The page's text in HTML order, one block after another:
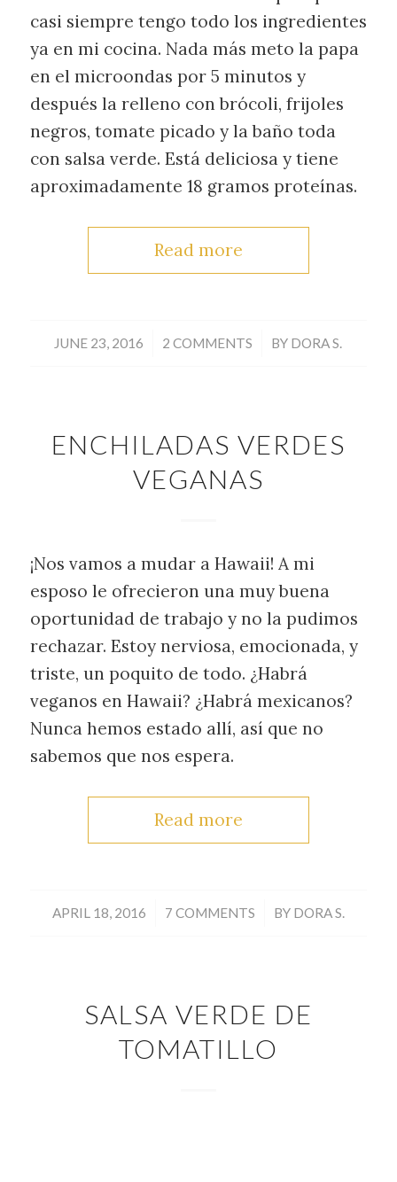
casi siempre tengo todo los ingredientes
ya en mi cocina. Nada más meto la papa
en el microondas por 5 minutos y
después la relleno con brócoli, frijoles
negros, tomate picado y la baño toda
con salsa verde. Está deliciosa y tiene
aproximadamente 18 gramos proteínas.
Read more
JUNE 23, 2016
/ 2 COMMENTS
/ BY DORA S.
ENCHILADAS VERDES
VEGANAS
¡Nos vamos a mudar a Hawaii! A mi
esposo le ofrecieron una muy buena
oportunidad de trabajo y no la pudimos
rechazar. Estoy nerviosa, emocionada, y
triste, un poquito de todo. ¿Habrá
veganos en Hawaii? ¿Habrá mexicanos?
Nunca hemos estado allí, así que no
sabemos que nos espera.
Read more
APRIL 18, 2016
/ 7 COMMENTS
/ BY DORA S.
SALSA VERDE DE
TOMATILLO